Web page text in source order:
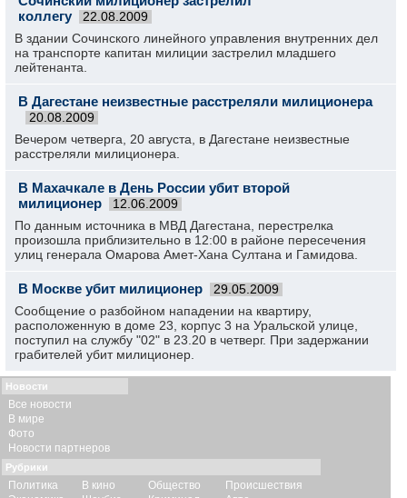
коллегу
22.08.2009
В здании Сочинского линейного управления внутренних дел
на транспорте капитан милиции застрелил младшего
лейтенанта.
В Дагестане неизвестные расстреляли милиционера
20.08.2009
Вечером четверга, 20 августа, в Дагестане неизвестные
расстреляли милиционера.
В Махачкале в День России убит второй
милиционер
12.06.2009
По данным источника в МВД Дагестана, перестрелка
произошла приблизительно в 12:00 в районе пересечения
улиц генерала Омарова Амет-Хана Султана и Гамидова.
В Москве убит милиционер 29.05.2009
Сообщение о разбойном нападении на квартиру,
расположенную в доме 23, корпус 3 на Уральской улице,
поступил на службу "02" в 23.20 в четверг. При задержании
грабителей убит милиционер.
Новости
Все новости
В мире
Фото
Новости партнеров
Рубрики
Политика
В кино
Общество
Происшествия